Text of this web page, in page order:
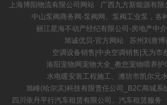
上海博阳物流有限公司网站
广西九方新能源有限
中山泵阀商务网-泵阀网、泵阀工业泵，各
丽江星海不动产经纪有限公司-房地产中
旭诚优贝-官方网站
苏州刘唐博
空调设备销售|中央空调销售|无为市
洛阳宠物网宠物大全_教您宠物喂养护
水电暖安装工程施工、潍坊市凯尔元
旭峰(哈尔滨)科技有限责任公司_B2C商城系
四川依丹平行汽车租赁有限公司、汽车租赁服务